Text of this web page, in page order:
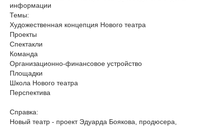
информации
Темы:
Художественная концепция Нового театра
Проекты
Спектакли
Команда
Организационно-финансовое устройство
Площадки
Школа Нового театра
Перспектива
Справка:
Новый театр - проект Эдуарда Боякова, продюсера,